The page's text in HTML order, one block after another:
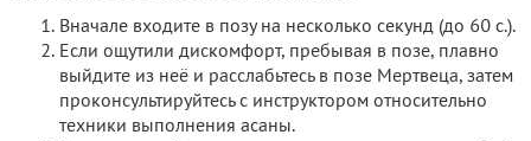
Вначале входите в позу на несколько секунд (до 60 с.).
Если ощутили дискомфорт, пребывая в позе, плавно
выйдите из неё и расслабьтесь в позе Мертвеца, затем
проконсультируйтесь с инструктором относительно
техники выполнения асаны.